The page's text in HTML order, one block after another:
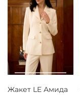
Жакет LE Амида